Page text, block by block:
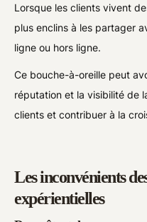
Lorsque les clients vivent
plus enclins à les partager
ligne ou hors ligne.
Ce bouche-à-oreille peut
réputation et la visibilité de
clients et contribuer à la
Les inconvénients
expérientielles